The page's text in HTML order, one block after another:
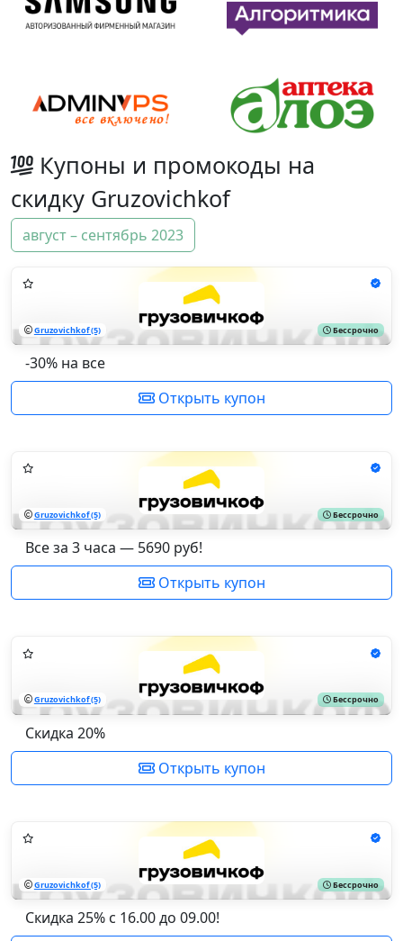
Купоны и промокоды на
скидку Gruzovichkof
август – сентябрь 2023
Gruzovichkof (5) Бессрочно
-30% на все
Открыть купон
Gruzovichkof (5) Бессрочно
Все за 3 часа — 5690 руб!
Открыть купон
Gruzovichkof (5) Бессрочно
Скидка 20%
Открыть купон
Gruzovichkof (5) Бессрочно
Скидка 25% с 16.00 до 09.00!